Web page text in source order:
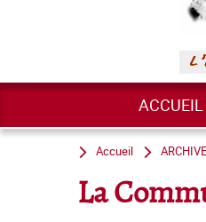
ACCUEIL
Accueil
La